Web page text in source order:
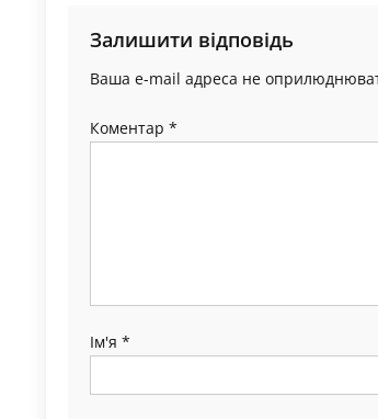
Залишити відповідь
Ваша e-mail адреса не
Коментар *
Ім'я *